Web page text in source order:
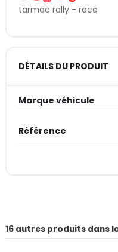
tarmac rally - race
DÉTAILS DU PRODUIT
Marque véhicule
Référence
16 autres produits dans